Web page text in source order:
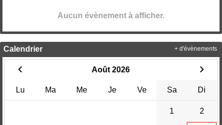
Aucun évènement à afficher.
Calendrier
Août 2026
Lu Ma Me Je Ve Sa Di
1 2
+ d'évènements